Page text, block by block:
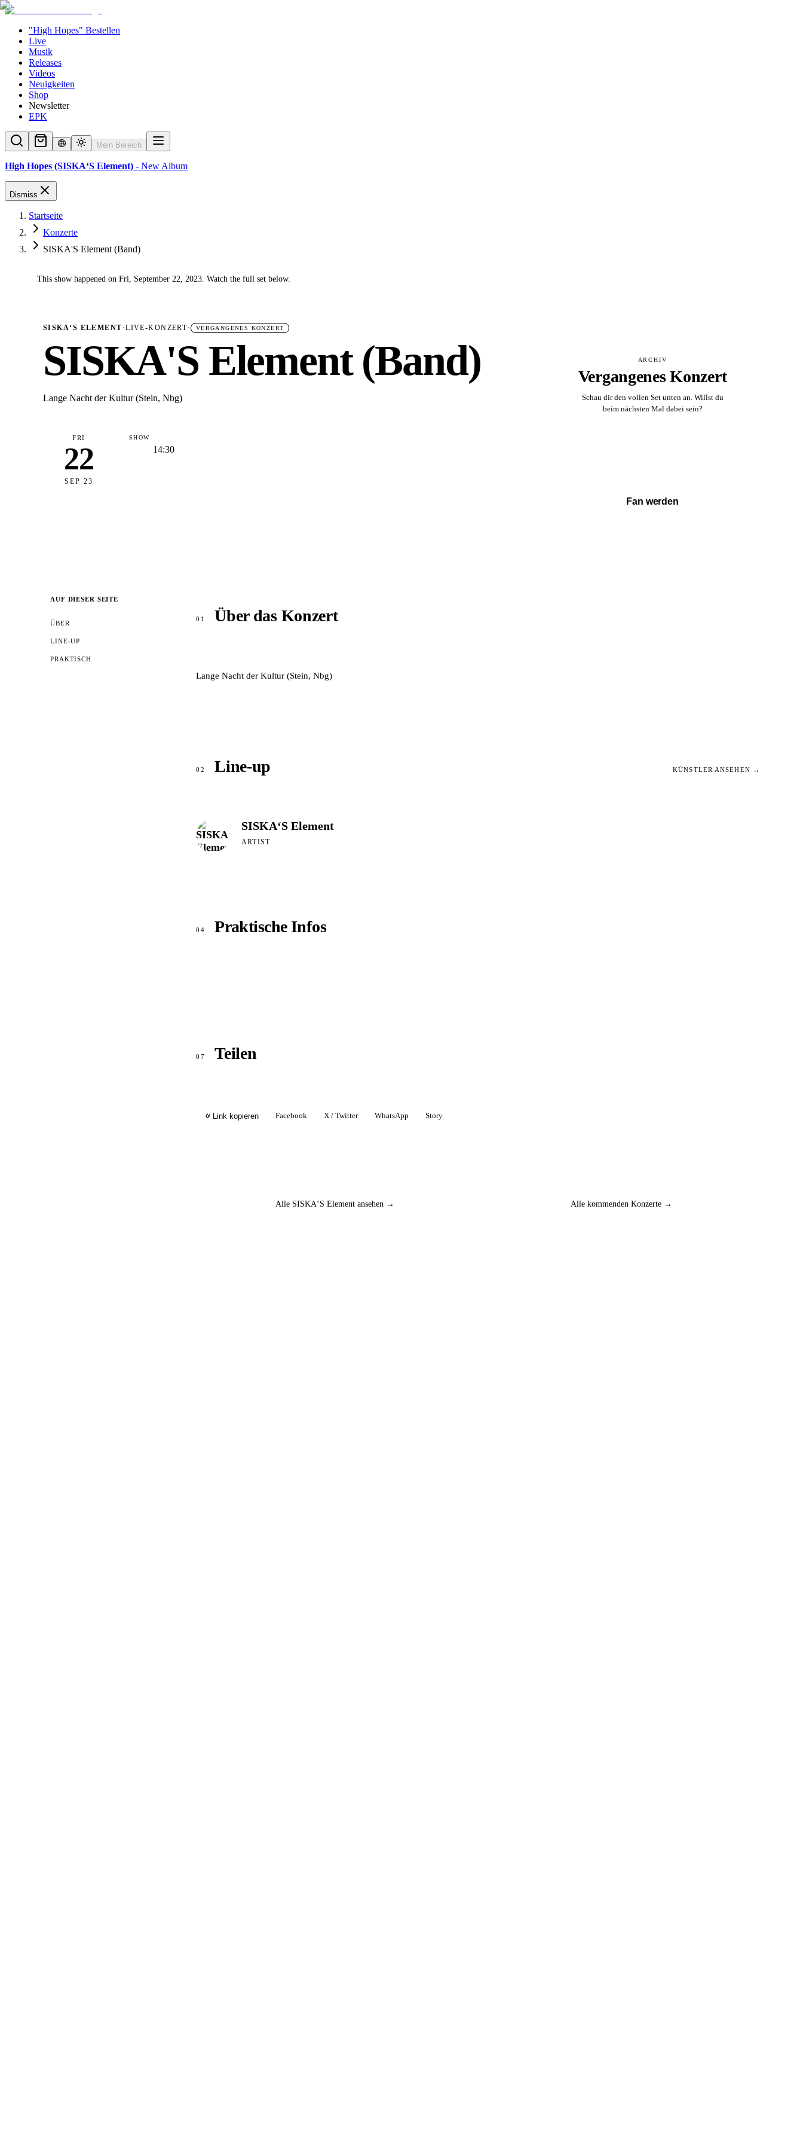
"High Hopes" Bestellen
Live
Musik
Releases
Videos
Neuigkeiten
Shop
Newsletter
EPK
Mein Bereich
High Hopes (SISKA‘S Element) - New Album
Dismiss
Startseite
Konzerte
SISKA'S Element (Band)
This show happened on Fri, September 22, 2023. Watch the full set below.
SISKA‘S ELEMENT ·LIVE-KONZERT· VERGANGENES KONZERT
SISKA'S Element (Band)
Lange Nacht der Kultur (Stein, Nbg)
FRI
22
SEP 23
SHOW
14:30
ARCHIV
Vergangenes Konzert
Schau dir den vollen Set unten an. Willst du
beim nächsten Mal dabei sein?
Fan werden
AUF DIESER SEITE
ÜBER
LINE-UP
PRAKTISCH
01 Über das Konzert
Lange Nacht der Kultur (Stein, Nbg)
02 Line-up KÜNSTLER ANSEHEN →
SISKA‘S Element
ARTIST
04 Praktische Infos
07 Teilen
Link kopieren Facebook X / Twitter WhatsApp Story
Alle SISKA‘S Element ansehen → Alle kommenden Konzerte →